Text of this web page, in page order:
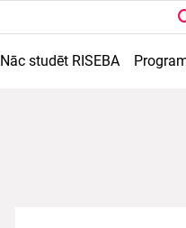
Nāc studēt RISEBA